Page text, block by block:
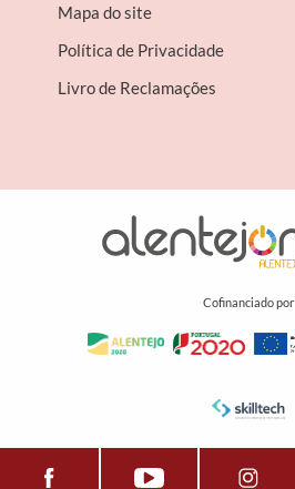
Mapa do site
Política de Privacidade
Livro de Reclamações
Cofinanciado por